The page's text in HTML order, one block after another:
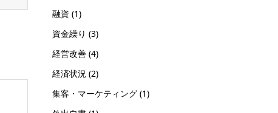
融資 (1)
資金繰り (3)
経営改善 (4)
経済状況 (2)
集客・マーケティング (1)